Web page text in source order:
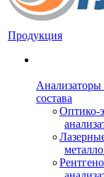
Продукция
Анализаторы
состава
Оптико-